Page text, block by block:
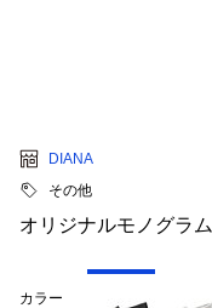
DIANA
その他
オリジナルモノグラ
カラー